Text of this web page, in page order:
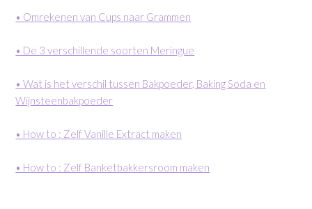
• Omrekenen van Cups naar Grammen
• De 3 verschillende soorten Meringue
• Wat is het verschil tussen Bakpoeder, Baking Soda en
Wijnsteenbakpoeder
• How to : Zelf Vanille Extract maken
• How to : Zelf Banketbakkersroom maken